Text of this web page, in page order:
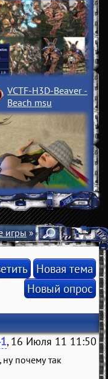
VCTF-H3D-Beaver ­
Beach msu
игры» Minecraft
Новая тема
Новый опрос
, 16 Июля 11 11:50
ну почему так